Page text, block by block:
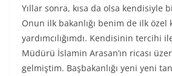
Yıllar sonra, kısa da olsa kendisiyle
Onun ilk bakanlığı benim de ilk
yardımcılığımdı. Kendisinin tercihi
Müdürü İslamin Arasan’ın ricası
gelmiştim. Başbakanlığı yeni yeni